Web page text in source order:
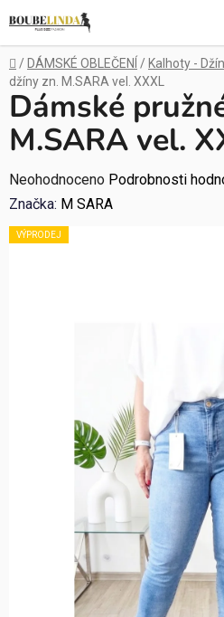
na
obsah
Domů
/ DÁMSKÉ OBLEČENÍ / Kalhoty -
džíny zn. M.SARA vel. XXXL
Dámské
M.SARA vel.
Průměrné
hodnocení
produktu
Neohodnoceno Podrobnosti
Značka: M SARA
VÝPRODEJ